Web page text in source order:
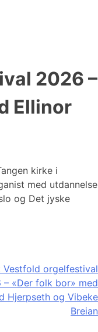
2026 –
Ellinor
kirke i
med utdannelse
og Det jyske
Vestfold orgelfestival
– «Der folk bor» med
Hjerpseth og Vibeke
Breian